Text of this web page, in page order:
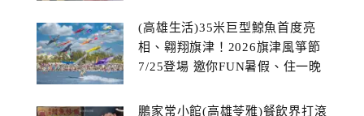
(高雄生活)35米巨型鯨魚首度亮
相、翱翔旗津！2026旗津風箏節
7/25登場 邀你FUN暑假、住一晚
鵬家常小館(高雄苓雅)餐飲界打滾